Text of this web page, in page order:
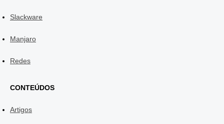
Slackware
Manjaro
Redes
CONTEÚDOS
Artigos